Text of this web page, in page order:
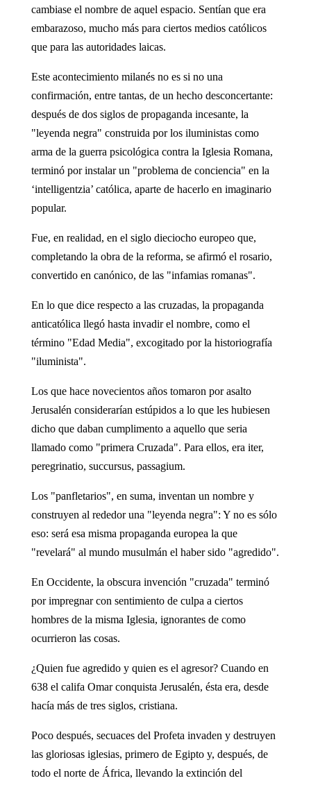
cambiase el nombre de aquel espacio. Sentían que era
embarazoso, mucho más para ciertos medios católicos
que para las autoridades laicas.
Este acontecimiento milanés no es si no una
confirmación, entre tantas, de un hecho desconcertante:
después de dos siglos de propaganda incesante, la
"leyenda negra" construida por los iluministas como
arma de la guerra psicológica contra la Iglesia Romana,
terminó por instalar un "problema de conciencia" en la
‘intelligentzia’ católica, aparte de hacerlo en imaginario
popular.
Fue, en realidad, en el siglo dieciocho europeo que,
completando la obra de la reforma, se afirmó el rosario,
convertido en canónico, de las "infamias romanas".
En lo que dice respecto a las cruzadas, la propaganda
anticatólica llegó hasta invadir el nombre, como el
término "Edad Media", excogitado por la historiografía
"iluminista".
Los que hace novecientos años tomaron por asalto
Jerusalén considerarían estúpidos a lo que les hubiesen
dicho que daban cumplimento a aquello que seria
llamado como "primera Cruzada". Para ellos, era iter,
peregrinatio, succursus, passagium.
Los "panfletarios", en suma, inventan un nombre y
construyen al rededor una "leyenda negra": Y no es sólo
eso: será esa misma propaganda europea la que
"revelará" al mundo musulmán el haber sido "agredido".
En Occidente, la obscura invención "cruzada" terminó
por impregnar con sentimiento de culpa a ciertos
hombres de la misma Iglesia, ignorantes de como
ocurrieron las cosas.
¿Quien fue agredido y quien es el agresor? Cuando en
638 el califa Omar conquista Jerusalén, ésta era, desde
hacía más de tres siglos, cristiana.
Poco después, secuaces del Profeta invaden y destruyen
las gloriosas iglesias, primero de Egipto y, después, de
todo el norte de África, llevando la extinción del